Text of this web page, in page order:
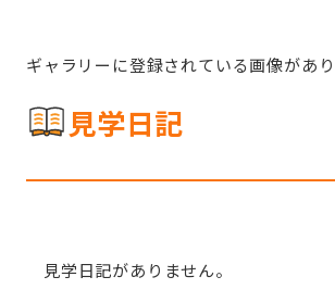
ギャラリーに登録されている画像があり
見学日記
見学日記がありません。